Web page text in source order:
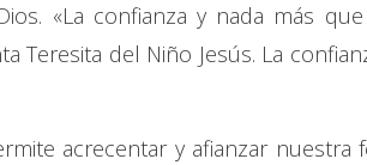
«La confianza y nada más
Teresita del Niño Jesús. La
acrecentar y afianzar nuestra